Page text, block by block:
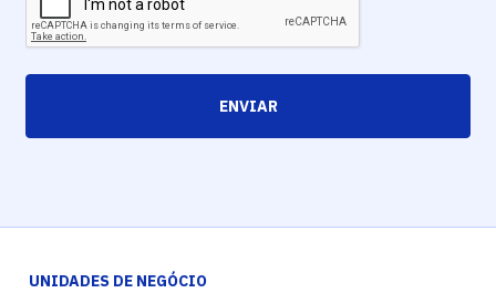
ENVIAR
UNIDADES DE NEGÓCIO